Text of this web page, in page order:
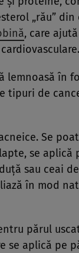
„rău” din
, care
lemnoasă în
tipuri de
Se
se aplică
sau ceai
în mod
părul
se aplică pe